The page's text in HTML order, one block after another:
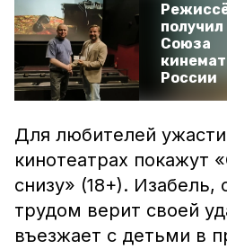
Союза
России
Для любителей
кинотеатрах покажут
снизу» (18+). Изабель,
трудом верит своей
въезжает с детьми в